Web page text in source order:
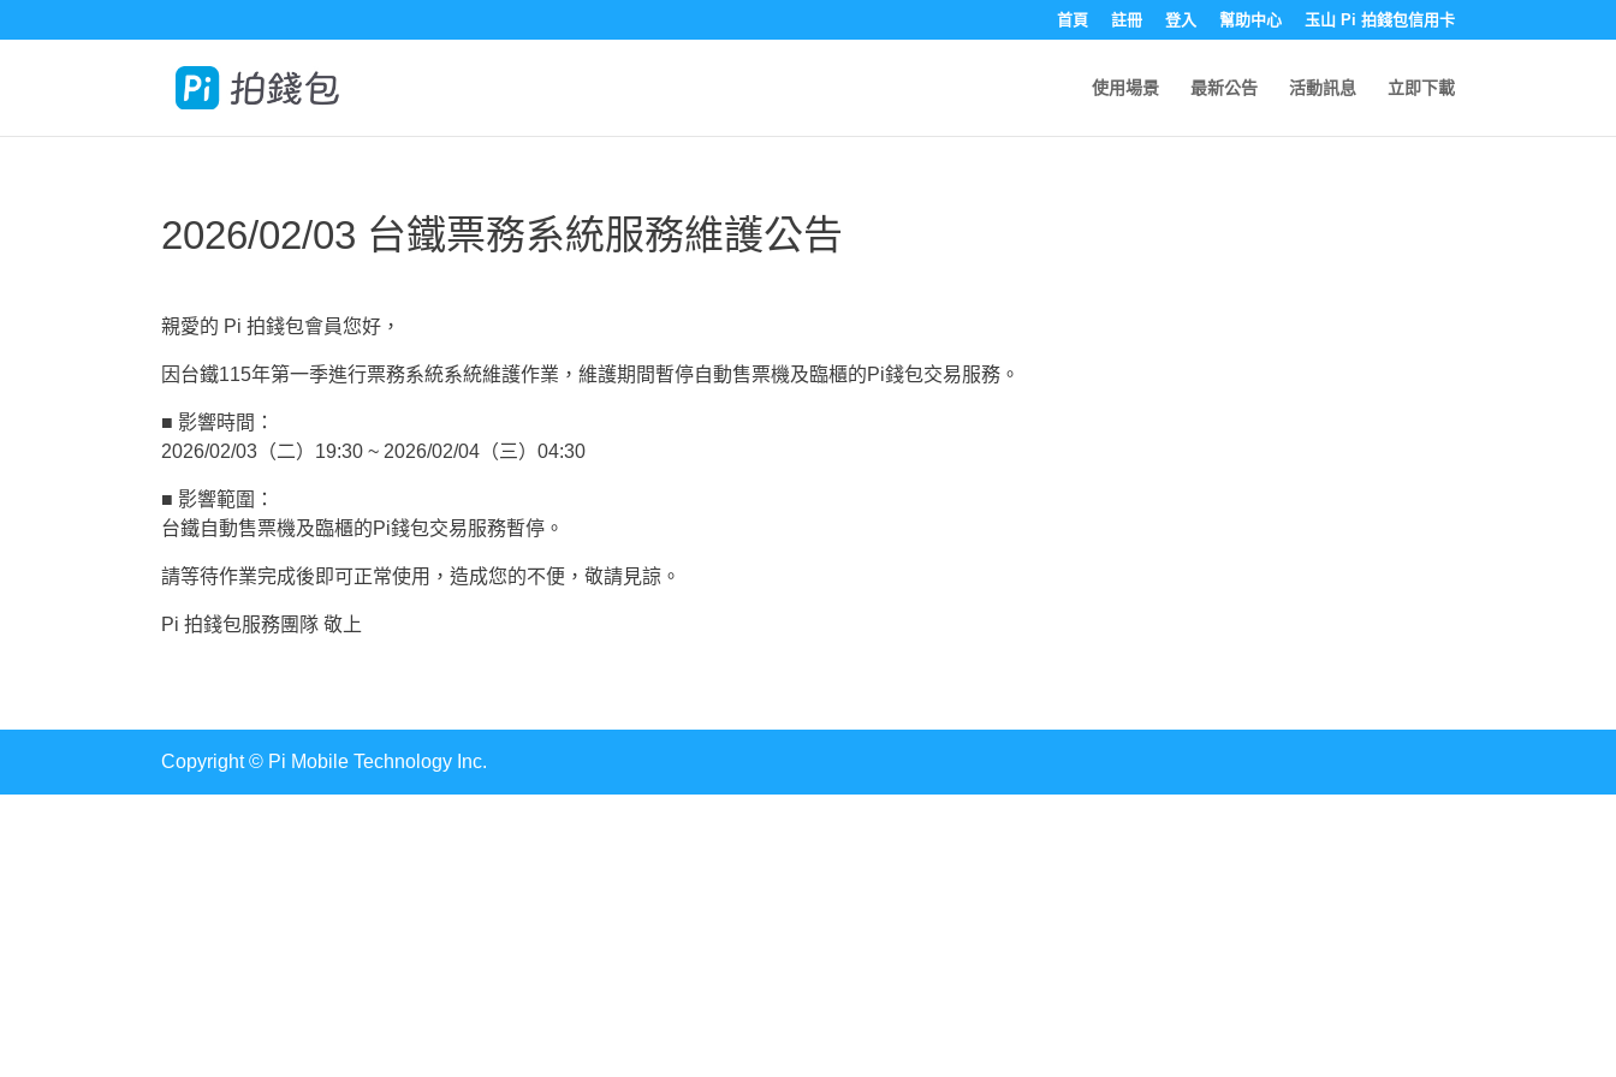
首頁 註冊 登入 幫助中心 玉山 Pi 拍錢包信用卡
使用場景 最新公告 活動訊息 立即下載
2026/02/03 台鐵票務系統服務維護公告
親愛的 Pi 拍錢包會員您好，
因台鐵115年第一季進行票務系統系統維護作業，維護期間暫停自動售票機及臨櫃的Pi錢包交易服務。
■ 影響時間：
2026/02/03（二）19:30 ~ 2026/02/04（三）04:30
■ 影響範圍：
台鐵自動售票機及臨櫃的Pi錢包交易服務暫停。
請等待作業完成後即可正常使用，造成您的不便，敬請見諒。
Pi 拍錢包服務團隊 敬上
Copyright © Pi Mobile Technology Inc.